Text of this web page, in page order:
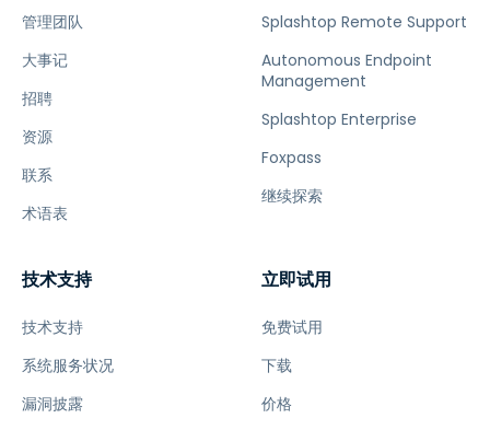
管理团队
大事记
招聘
资源
联系
术语表
Splashtop Remote Support
Autonomous Endpoint
Management
Splashtop Enterprise
Foxpass
继续探索
技术支持
技术支持
系统服务状况
漏洞披露
立即试用
免费试用
下载
价格